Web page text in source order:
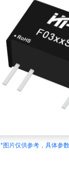
*图片仅供参考，具体参